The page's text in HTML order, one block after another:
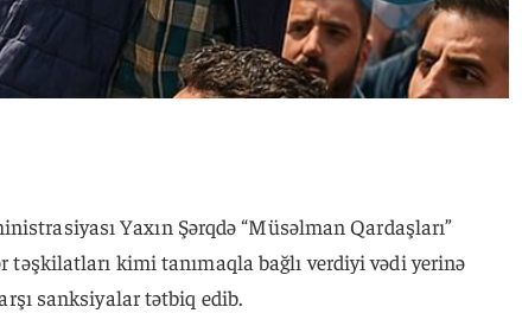
Yaxın Şərqdə “Müsəlman Qardaşları”
təşkilatları kimi tanımaqla bağlı verdiyi vədi yerinə
sanksiyalar tətbiq edib.